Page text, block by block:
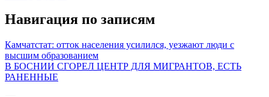
Навигация по записям
Камчатстат: отток населения усилился, уезжают люди с
высшим образованием
В БОСНИИ СГОРЕЛ ЦЕНТР ДЛЯ МИГРАНТОВ, ЕСТЬ
РАНЕННЫЕ